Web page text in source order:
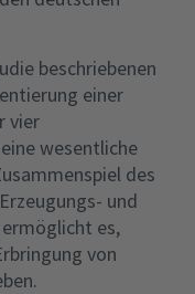
beschriebenen
einer
vier
wesentliche
des
und
es,
von